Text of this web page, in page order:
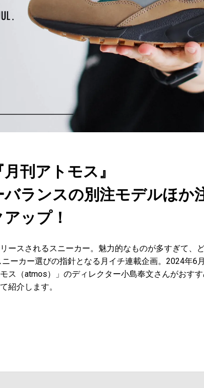
刊アトモス』
ランスの別注モデルほか
ップ！
ースされるスニーカー。魅力的なものが多すぎて、
ーカー選びの指針となる月イチ連載企画。2024年6
ス（atmos）」のディレクター小島奉文さんがおす
紹介します。